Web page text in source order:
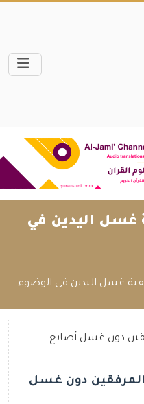
غسل اليدين في
غسل اليدين في الوضوء
دون غسل